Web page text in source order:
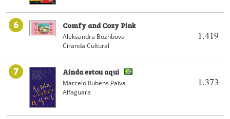
6
1.419
Comfy and Cozy Pink
Aleksandra Bozhbova
Ciranda Cultural
7
1.373
Ainda estou aqui
Marcelo Rubens Paiva
Alfaguara